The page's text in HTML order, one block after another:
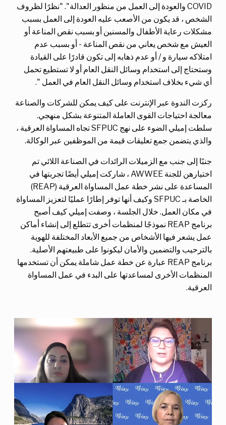
COVID والعودة إلى العمل من منظور العدالة". "نظرًا لظروف
الشخص ، قد يكون من الأصعب عليه العودة إلى العمل بسبب
مشكلات رعاية الأطفال والمسنين أو بسبب نقص المناعة أو
العيش مع شخص يعاني من نقص المناعة - أو بسبب عدم
امتلاكه سيارة و / أو عدم ذهابه إلى تكون قادرًا على القيادة
وستحتاج إلى استخدام وسائل النقل العام أو لا تستطيع تحمل
أي شيء بخلاف استخدام وسائل النقل العام في العمل ".
ركزت الندوة عبر الإنترنت على كيف يمكن للشركات والصناعة
معالجة احتياجات القوى العاملة المتنوعة بشكل منهجي.
سلطت إميلي الضوء على نهج SFPUC تجاه المساواة العرقية ،
والذي يتضمن جمع تعليقات قيمة من الموظفين عبر الوكالة.
جنبًا إلى جنب مع الزميلات الرائدات في الصناعة اللائي تم
اختيارهن للجنة AWWEE ، شاركت إميلي أيضًا تجربتها في
المساعدة على نشر خطة عمل المساواة العرقية (REAP)
الخاصة بـ SFPUC وكيف أنها توفر إطارًا عمليًا لتعزيز المساواة
في مكان العمل. خلال الجلسة ، وصفت إميلي كيف أصبح
برنامج REAP نموذجًا لمنظمات أخرى تتطلع إلى إنشاء أماكن
عمل يشعر فيها الأشخاص من جميع الأبعاد المختلفة للهوية
بالترحيب والتضمين والأمان ليكونوا على طبيعتهم الأصلية.
برنامج REAP عبارة عن خطة عمل شاملة يمكن أن تستخدمها
المنظمات الأخرى لمساعدتها على البدء في عمل المساواة
العرقية.